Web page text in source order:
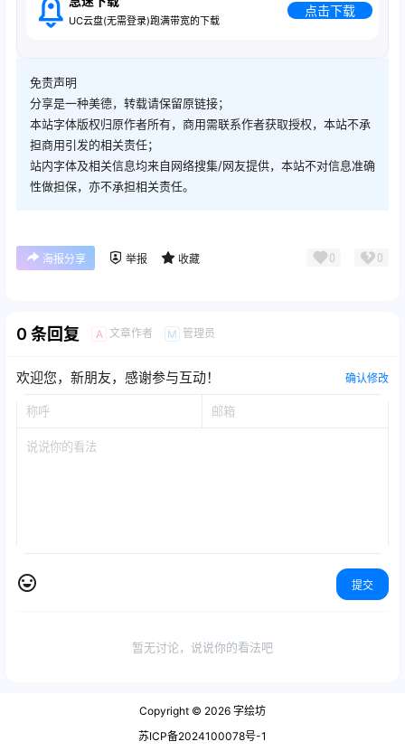
UC云盘(无需登录)跑满带宽的下载
点击下载
免责声明
分享是一种美德，转载请保留原链接；
本站字体版权归原作者所有，商用需联系作者获取授权，本站不承
担商用引发的相关责任；
站内字体及相关信息均来自网络搜集/网友提供，本站不对信息准确
性做担保，亦不承担相关责任。
海报分享 举报 收藏 0 0
0 条回复 A 文章作者 M 管理员
欢迎您，新朋友，感谢参与互动！ 确认修改
提交
暂无讨论，说说你的看法吧
Copyright © 2026 字绘坊
苏ICP备2024100078号-1